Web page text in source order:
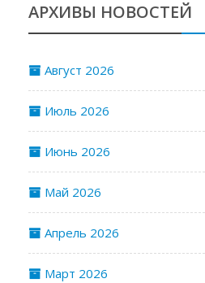
АРХИВЫ НОВОСТЕЙ
Август 2026
Июль 2026
Июнь 2026
Май 2026
Апрель 2026
Март 2026